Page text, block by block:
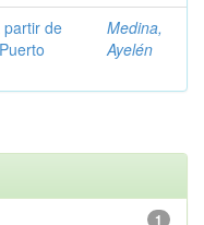
partir de
Medina,
Ayelén
1